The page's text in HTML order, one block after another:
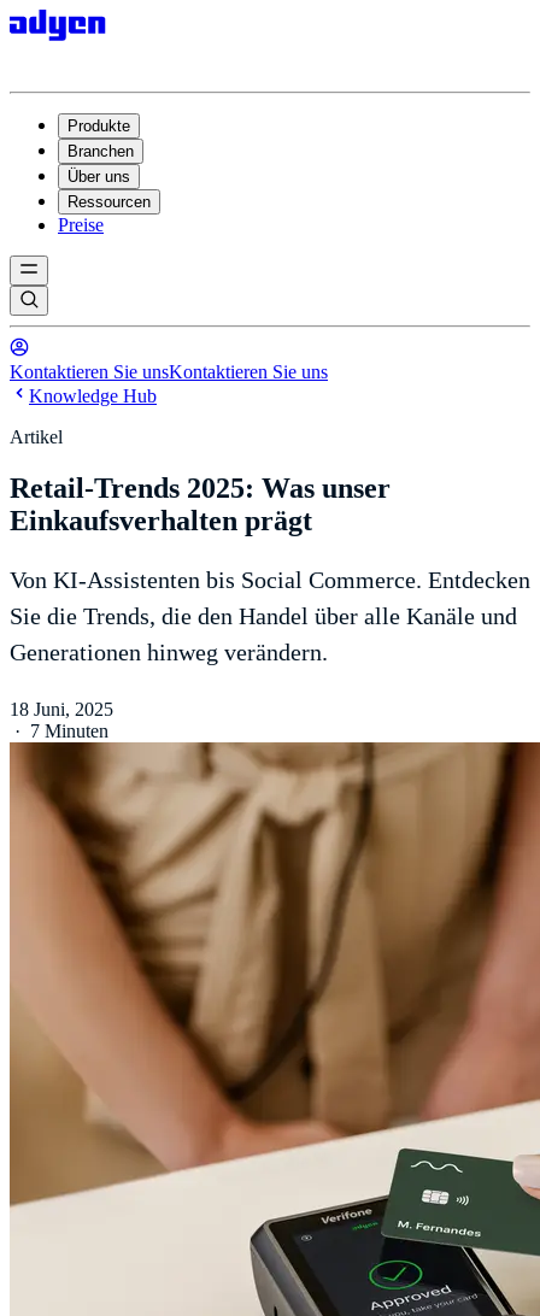
Produkte
Branchen
Über uns
Ressourcen
Preise
Kontaktieren Sie unsKontaktieren Sie uns
Knowledge Hub
Artikel
Retail-Trends 2025: Was unser
Einkaufsverhalten prägt
Von KI-Assistenten bis Social Commerce. Entdecken
Sie die Trends, die den Handel über alle Kanäle und
Generationen hinweg verändern.
18 Juni, 2025
· 7 Minuten